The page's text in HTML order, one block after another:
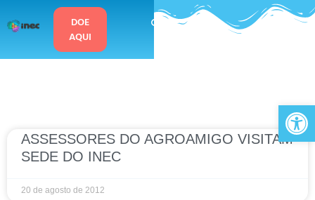
DOE
AQUI
ASSESSORES DO AGROAMIGO VISITAM
SEDE DO INEC
20 de agosto de 2012